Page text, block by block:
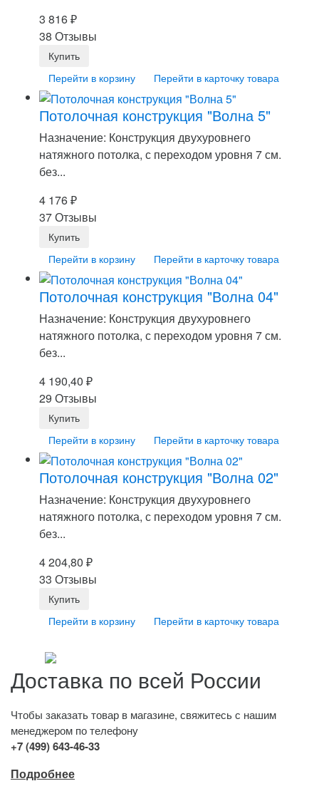
3 816₽
38 Отзывы
Перейти в корзину Перейти в карточку товара
Потолочная конструкция "Волна 5"
Назначение: Конструкция двухуровнего
натяжного потолка, с переходом уровня 7 см.
без...
4 176₽
37 Отзывы
Перейти в корзину Перейти в карточку товара
Потолочная конструкция "Волна 04"
Назначение: Конструкция двухуровнего
натяжного потолка, с переходом уровня 7 см.
без...
4 190,40 ₽
29 Отзывы
Перейти в корзину Перейти в карточку товара
Потолочная конструкция "Волна 02"
Назначение: Конструкция двухуровнего
натяжного потолка, с переходом уровня 7 см.
без...
4 204,80 ₽
33 Отзывы
Перейти в корзину Перейти в карточку товара
Доставка по всей России
Чтобы заказать товар в магазине, свяжитесь с нашим
менеджером по телефону
+7 (499) 643-46-33
Подробнее